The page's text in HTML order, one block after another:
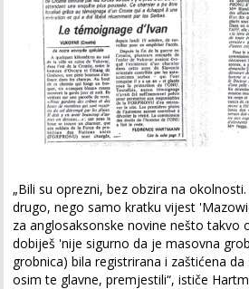
„Bili su oprezni, bez obzira na
drugo, nego samo kratku vijest
za anglosaksonske novine nešto takvo
dobiješ 'nije sigurno da je masovna
grobnica) bila registrirana i zaštićena
osim te glavne, premjestili“, ističe